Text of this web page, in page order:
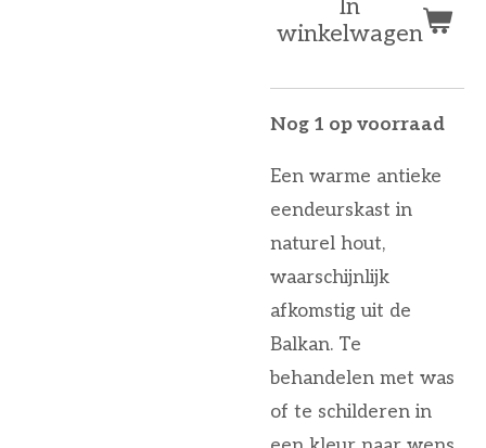
In
winkelwagen
Nog 1 op voorraad
Een warme antieke
eendeurskast in
naturel hout,
waarschijnlijk
afkomstig uit de
Balkan. Te
behandelen met was
of te schilderen in